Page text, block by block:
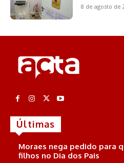
8 de agosto de
Últimas
Moraes nega pedido para
filhos no Dia dos Pais